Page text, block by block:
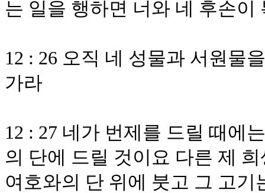
는 일을 행하면 너와 네 후손이
12 : 26 오직 네 성물과 서원물
가라
12 : 27 네가 번제를 드릴 때에
의 단에 드릴 것이요 다른 제
여호와의 단 위에 붓고 그 고기